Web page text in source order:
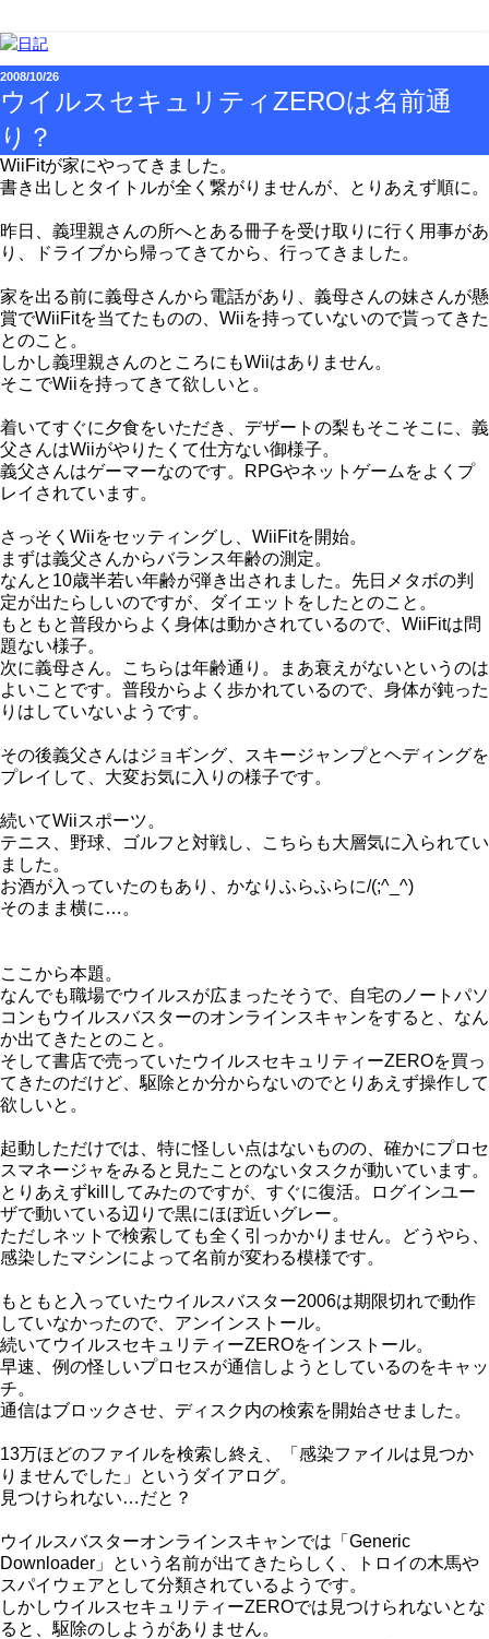
2008/10/26
ウイルスセキュリティZEROは名前通
り？
WiiFitが家にやってきました。
書き出しとタイトルが全く繋がりませんが、とりあえず順に。
昨日、義理親さんの所へとある冊子を受け取りに行く用事があ
り、ドライブから帰ってきてから、行ってきました。
家を出る前に義母さんから電話があり、義母さんの妹さんが懸
賞でWiiFitを当てたものの、Wiiを持っていないので貰ってきた
とのこと。
しかし義理親さんのところにもWiiはありません。
そこでWiiを持ってきて欲しいと。
着いてすぐに夕食をいただき、デザートの梨もそこそこに、義
父さんはWiiがやりたくて仕方ない御様子。
義父さんはゲーマーなのです。RPGやネットゲームをよくプ
レイされています。
さっそくWiiをセッティングし、WiiFitを開始。
まずは義父さんからバランス年齢の測定。
なんと10歳半若い年齢が弾き出されました。先日メタボの判
定が出たらしいのですが、ダイエットをしたとのこと。
もともと普段からよく身体は動かされているので、WiiFitは問
題ない様子。
次に義母さん。こちらは年齢通り。まあ衰えがないというのは
よいことです。普段からよく歩かれているので、身体が鈍った
りはしていないようです。
その後義父さんはジョギング、スキージャンプとヘディングを
プレイして、大変お気に入りの様子です。
続いてWiiスポーツ。
テニス、野球、ゴルフと対戦し、こちらも大層気に入られてい
ました。
お酒が入っていたのもあり、かなりふらふらに/(;^_^)
そのまま横に…。
ここから本題。
なんでも職場でウイルスが広まったそうで、自宅のノートパソ
コンもウイルスバスターのオンラインスキャンをすると、なん
か出てきたとのこと。
そして書店で売っていたウイルスセキュリティーZEROを買っ
てきたのだけど、駆除とか分からないのでとりあえず操作して
欲しいと。
起動しただけでは、特に怪しい点はないものの、確かにプロセ
スマネージャをみると見たことのないタスクが動いています。
とりあえずkillしてみたのですが、すぐに復活。ログインユー
ザで動いている辺りで黒にほぼ近いグレー。
ただしネットで検索しても全く引っかかりません。どうやら、
感染したマシンによって名前が変わる模様です。
もともと入っていたウイルスバスター2006は期限切れで動作
していなかったので、アンインストール。
続いてウイルスセキュリティーZEROをインストール。
早速、例の怪しいプロセスが通信しようとしているのをキャッ
チ。
通信はブロックさせ、ディスク内の検索を開始させました。
13万ほどのファイルを検索し終え、「感染ファイルは見つか
りませんでした」というダイアログ。
見つけられない…だと？
ウイルスバスターオンラインスキャンでは「Generic
Downloader」という名前が出てきたらしく、トロイの木馬や
スパイウェアとして分類されているようです。
しかしウイルスセキュリティーZEROでは見つけられないとな
ると、駆除のしようがありません。